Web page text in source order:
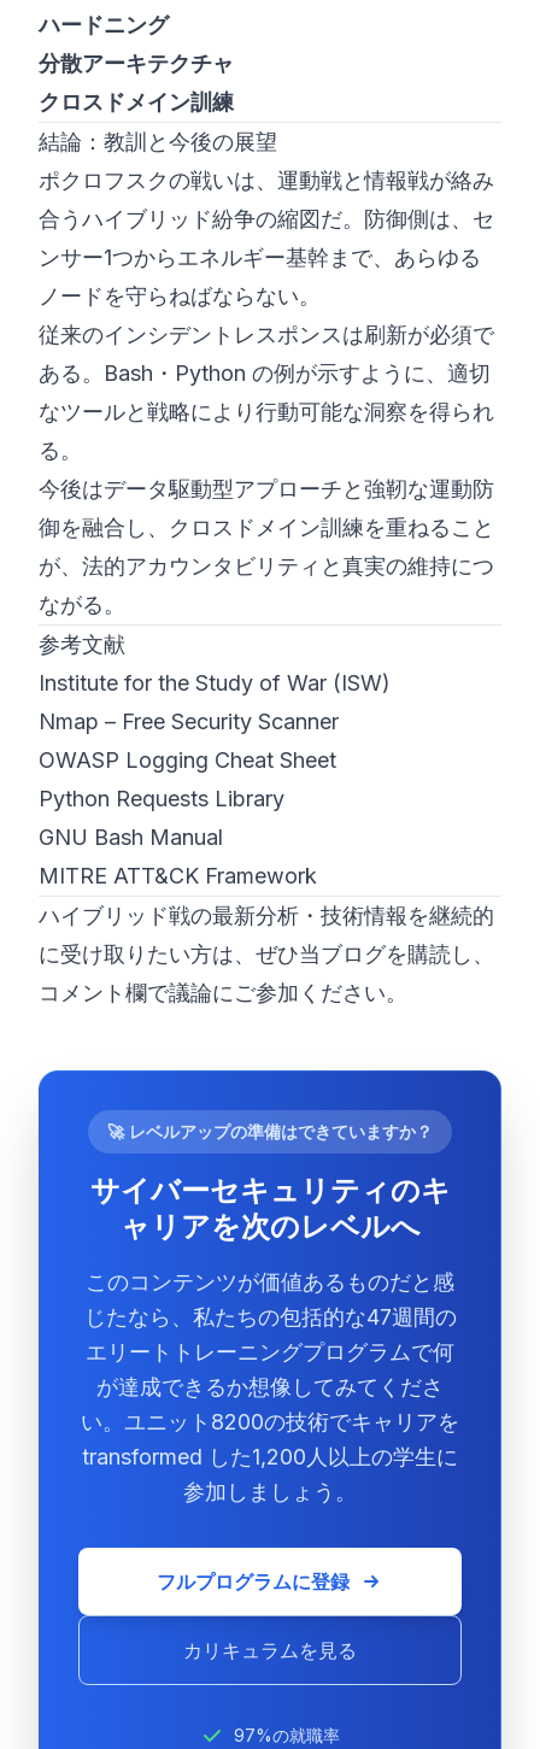
ハードニング
分散アーキテクチャ
クロスドメイン訓練
結論：教訓と今後の展望
ポクロフスクの戦いは、運動戦と情報戦が絡み
合うハイブリッド紛争の縮図だ。防御側は、セ
ンサー1つからエネルギー基幹まで、あらゆる
ノードを守らねばならない。
従来のインシデントレスポンスは刷新が必須で
ある。Bash・Python の例が示すように、適切
なツールと戦略により行動可能な洞察を得られ
る。
今後はデータ駆動型アプローチと強靭な運動防
御を融合し、クロスドメイン訓練を重ねること
が、法的アカウンタビリティと真実の維持につ
ながる。
参考文献
Institute for the Study of War (ISW)
Nmap – Free Security Scanner
OWASP Logging Cheat Sheet
Python Requests Library
GNU Bash Manual
MITRE ATT&CK Framework
ハイブリッド戦の最新分析・技術情報を継続的
に受け取りたい方は、ぜひ当ブログを購読し、
コメント欄で議論にご参加ください。
🚀 レベルアップの準備はできていますか？
サイバーセキュリティのキ
ャリアを次のレベルへ
このコンテンツが価値あるものだと感
じたなら、私たちの包括的な47週間の
エリートトレーニングプログラムで何
が達成できるか想像してみてくださ
い。ユニット8200の技術でキャリアを
transformed した1,200人以上の学生に
参加しましょう。
フルプログラムに登録
カリキュラムを見る
97%の就職率